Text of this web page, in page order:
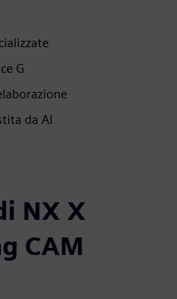
G
da AI
NX X
CAM